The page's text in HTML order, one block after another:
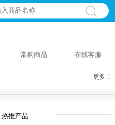
常购商品 在线客服
更多
热推产品